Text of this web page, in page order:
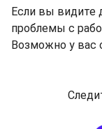
Если вы видите
проблемы с
Возможно у вас